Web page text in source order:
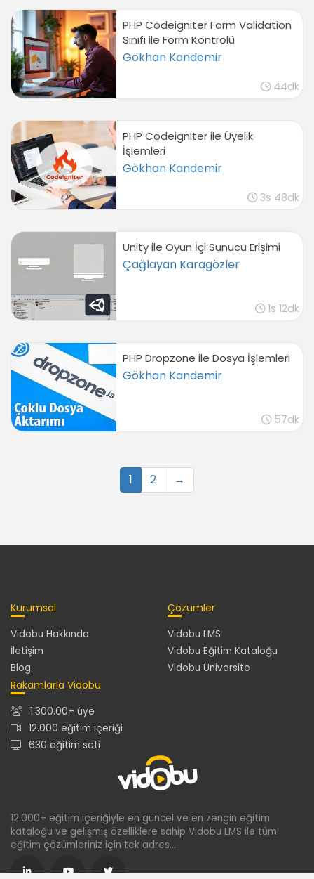
PHP Codeigniter Form Validation
Sınıfı ile Form Kontrolü
Gökhan Kandemir
44dk
PHP Codeigniter ile Üyelik
İşlemleri
Gökhan Kandemir
3s 48dk
Unity ile Oyun İçi Sunucu Erişimi
Çağlayan Karagözler
1s 12dk
PHP Dropzone ile Dosya İşlemleri
Gökhan Kandemir
57dk
1 2 →
Kurumsal
Vidobu Hakkında
İletişim
Blog
Çözümler
Vidobu LMS
Vidobu Eğitim Kataloğu
Vidobu Üniversite
Rakamlarla Vidobu
1.300.00+ üye
12.000 eğitim içeriği
630 eğitim seti
12.000+ eğitim içeriğiyle en güncel ve en zengin eğitim
kataloğu ve gelişmiş özelliklere sahip Vidobu LMS ile tüm
eğitim çözümleriniz için tek adres...